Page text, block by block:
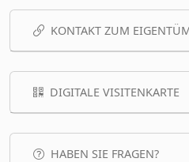
KONTAKT ZUM
DIGITALE VISITENKARTE
HABEN SIE FRAGEN?